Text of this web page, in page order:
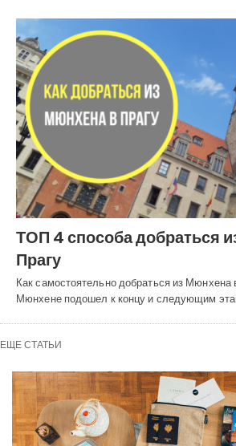
ТОП 4 способа добраться
Прагу
Как самостоятельно добраться из
Мюнхене подошел к концу и следующим
ЕЩЕ СТАТЬИ